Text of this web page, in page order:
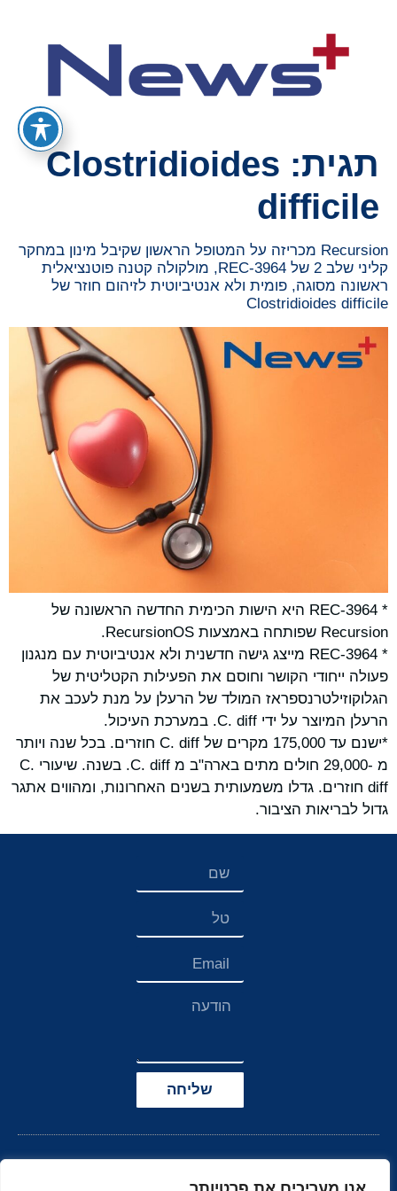
תגית: Clostridioides
difficile
Recursion מכריזה על המטופל הראשון שקיבל מינון במחקר
קליני שלב 2 של REC-3964, מולקולה קטנה פוטנציאלית
ראשונה מסוגה, פומית ולא אנטיביוטית לזיהום חוזר של
Clostridioides difficile
* REC-3964 היא הישות הכימית החדשה הראשונה של
Recursion שפותחה באמצעות RecursionOS.
* REC-3964 מייצג גישה חדשנית ולא אנטיביוטית עם מנגנון
פעולה ייחודי הקושר וחוסם את הפעילות הקטליטית של
הגלוקוזילטרנספראז המולד של הרעלן על מנת לעכב את
הרעלן המיוצר על ידי C. diff. במערכת העיכול.
*ישנם עד 175,000 מקרים של C. diff חוזרים. בכל שנה ויותר
מ -29,000 חולים מתים בארה"ב מ C. diff. בשנה. שיעורי C.
diff חוזרים. גדלו משמעותית בשנים האחרונות, ומהווים אתגר
גדול לבריאות הציבור.
שליחה